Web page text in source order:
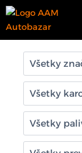
Preskočiť